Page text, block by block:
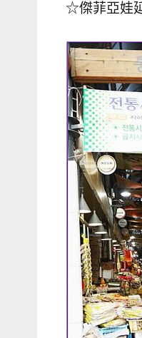
校
業
講
座、
部
落
客
欄、
☆傑菲亞娃